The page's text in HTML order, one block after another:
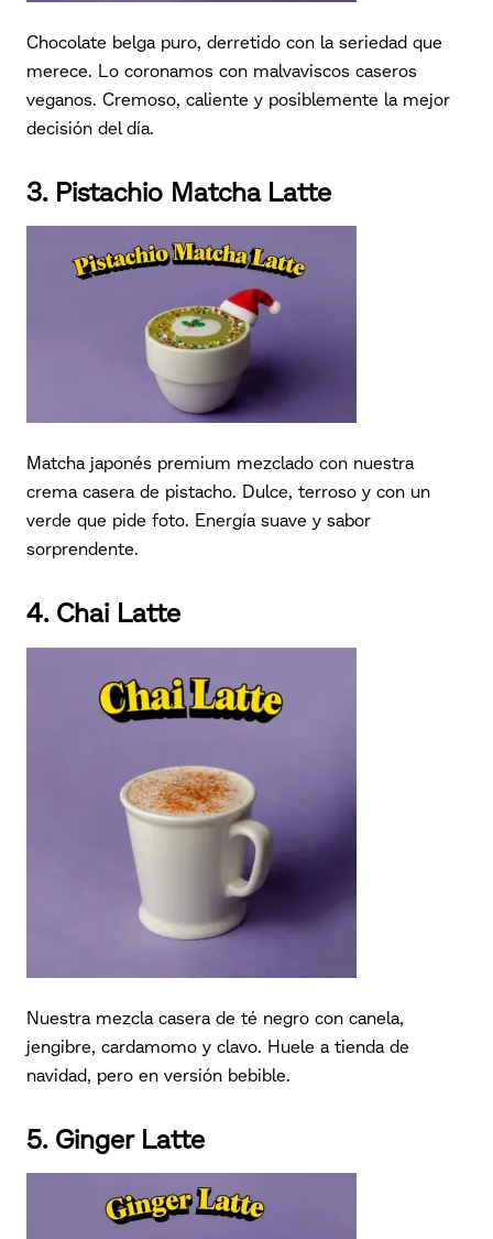
Chocolate belga puro, derretido con la seriedad que
merece. Lo coronamos con malvaviscos caseros
veganos. Cremoso, caliente y posiblemente la mejor
decisión del día.
3. Pistachio Matcha Latte
Matcha japonés premium mezclado con nuestra
crema casera de pistacho. Dulce, terroso y con un
verde que pide foto. Energía suave y sabor
sorprendente.
4. Chai Latte
Nuestra mezcla casera de té negro con canela,
jengibre, cardamomo y clavo. Huele a tienda de
navidad, pero en versión bebible.
5. Ginger Latte